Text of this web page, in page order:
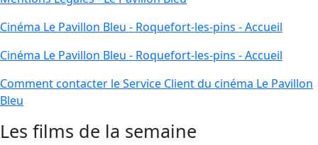
Cinéma Le Pavillon Bleu - Roquefort-les-pins - Accueil
Cinéma Le Pavillon Bleu - Roquefort-les-pins - Accueil
Comment contacter le Service Client du cinéma Le Pavillon
Bleu
Les films de la semaine